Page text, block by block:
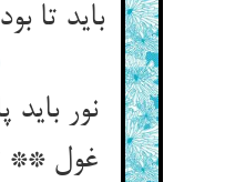
باید تا
نور باید
غول **